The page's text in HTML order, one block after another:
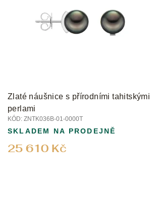
Zlaté náušnice s přírodními tahitskými
perlami
KÓD: ZNTK036B-01-0000T
25 610 Kč
SKLADEM NA PRODEJNĚ